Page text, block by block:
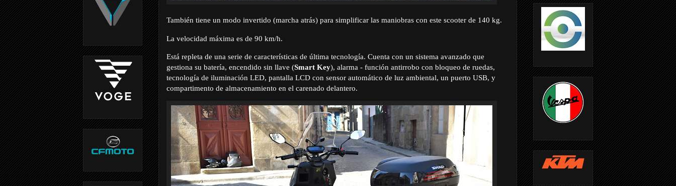
También tiene un modo invertido (marcha atrás) para simplificar las maniobras con este scooter de 140 kg.
La velocidad máxima es de 90 km/h.
Está repleta de una serie de características de última tecnología. Cuenta con un sistema avanzado que
gestiona su batería, encendido sin llave (Smart Key), alarma - función antirrobo con bloqueo de ruedas,
tecnología de iluminación LED, pantalla LCD con sensor automático de luz ambiental, un puerto USB, y
compartimento de almacenamiento en el carenado delantero.